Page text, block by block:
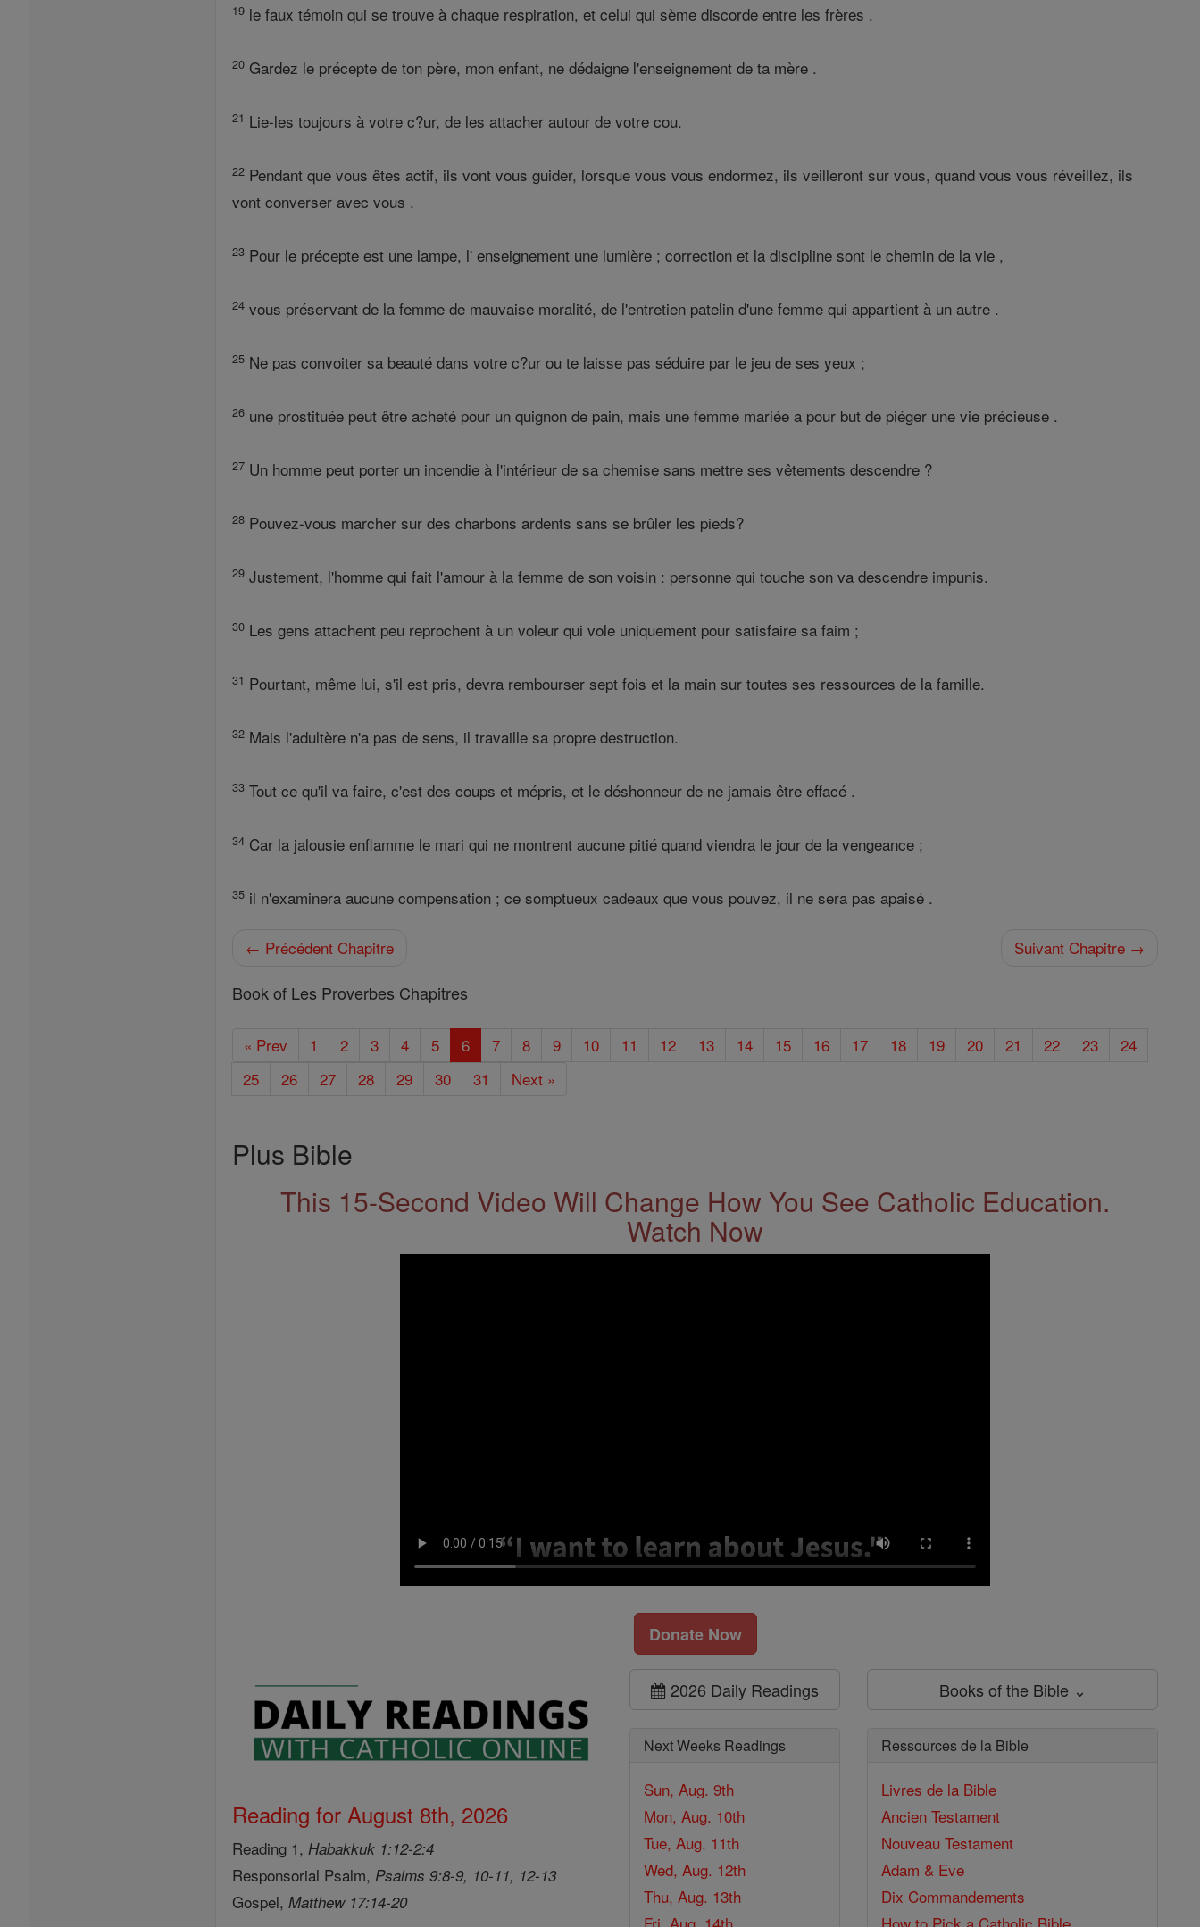
19 le faux témoin qui se trouve à chaque respiration, et celui qui sème discorde entre les frères .
20 Gardez le précepte de ton père, mon enfant, ne dédaigne l'enseignement de ta mère .
21 Lie-les toujours à votre c?ur, de les attacher autour de votre cou.
22 Pendant que vous êtes actif, ils vont vous guider, lorsque vous vous endormez, ils veilleront sur vous, quand vous vous réveillez, ils
vont converser avec vous .
23 Pour le précepte est une lampe, l' enseignement une lumière ; correction et la discipline sont le chemin de la vie ,
24 vous préservant de la femme de mauvaise moralité, de l'entretien patelin d'une femme qui appartient à un autre .
25 Ne pas convoiter sa beauté dans votre c?ur ou te laisse pas séduire par le jeu de ses yeux ;
26 une prostituée peut être acheté pour un quignon de pain, mais une femme mariée a pour but de piéger une vie précieuse .
27 Un homme peut porter un incendie à l'intérieur de sa chemise sans mettre ses vêtements descendre ?
28 Pouvez-vous marcher sur des charbons ardents sans se brûler les pieds?
29 Justement, l'homme qui fait l'amour à la femme de son voisin : personne qui touche son va descendre impunis.
30 Les gens attachent peu reprochent à un voleur qui vole uniquement pour satisfaire sa faim ;
31 Pourtant, même lui, s'il est pris, devra rembourser sept fois et la main sur toutes ses ressources de la famille.
32 Mais l'adultère n'a pas de sens, il travaille sa propre destruction.
33 Tout ce qu'il va faire, c'est des coups et mépris, et le déshonneur de ne jamais être effacé .
34 Car la jalousie enflamme le mari qui ne montrent aucune pitié quand viendra le jour de la vengeance ;
35 il n'examinera aucune compensation ; ce somptueux cadeaux que vous pouvez, il ne sera pas apaisé .
← Précédent Chapitre Suivant Chapitre →
Book of Les Proverbes Chapitres
« Prev 1 2 3 4 5 6 7 8 9 10 11 12 13 14 15 16 17 18 19 20 21 22 23
24
25
26 27 28 29 30 31 Next »
Plus Bible
This 15-Second Video Will Change How You See Catholic Education.
Watch Now
Donate Now
Reading for August 8th, 2026
Reading 1, Habakkuk 1:12-2:4
Responsorial Psalm, Psalms 9:8-9, 10-11, 12-13
Gospel,Matthew 17:14-20
2026 Daily Readings
Next Weeks Readings
Sun, Aug. 9th
Mon, Aug. 10th
Tue, Aug. 11th
Wed, Aug. 12th
Thu, Aug. 13th
Books of the Bible ⌄
Ressources de la Bible
Livres de la Bible
Ancien Testament
Nouveau Testament
Adam & Eve
Dix Commandements